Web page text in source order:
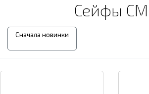
Сейфы СМ
Сначала новинки